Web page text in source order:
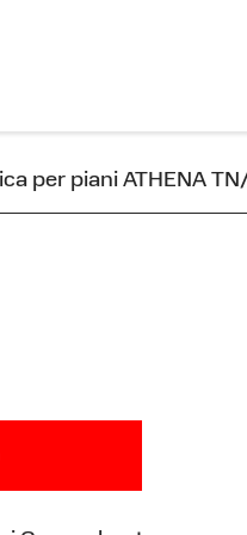
per piani ATHENA